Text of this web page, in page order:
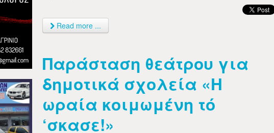
Read more ...
Παράσταση θεάτρου για
δημοτικά σχολεία «Η
ωραία κοιμωμένη τό
‘σκασε!»